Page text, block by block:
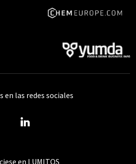
en LUMITOS
en las redes sociales